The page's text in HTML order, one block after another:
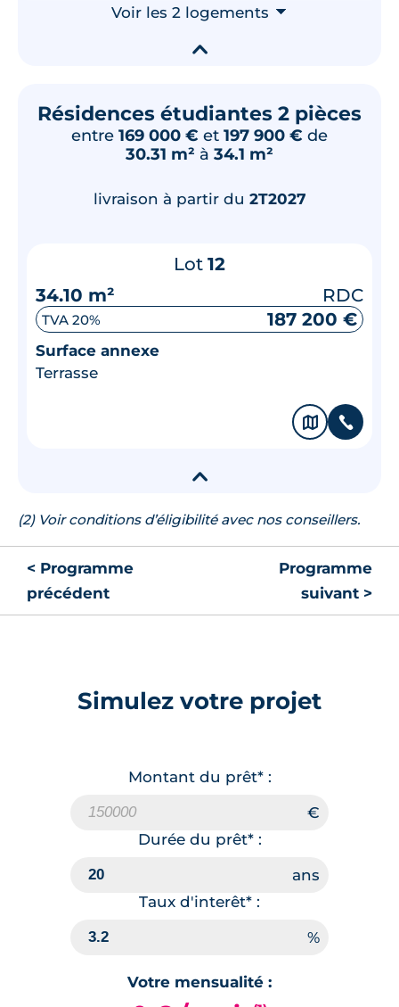
Voir les 2 logements ⮟
▾
Résidences étudiantes 2 pièces
entre 169 000 € et 197 900 € de
30.31 m² à 34.1 m²
livraison à partir du 2T2027
Lot 12
34.10 m²
RDC
TVA 20% 187 200 €
Surface annexe
Terrasse
🗞 📞
▾
(2) Voir conditions d’éligibilité avec nos conseillers.
< Programme
précédent
Programme
suivant >
Simulez votre projet
Montant du prêt* :
Durée du prêt* :
Taux d'interêt* :
Votre mensualité :